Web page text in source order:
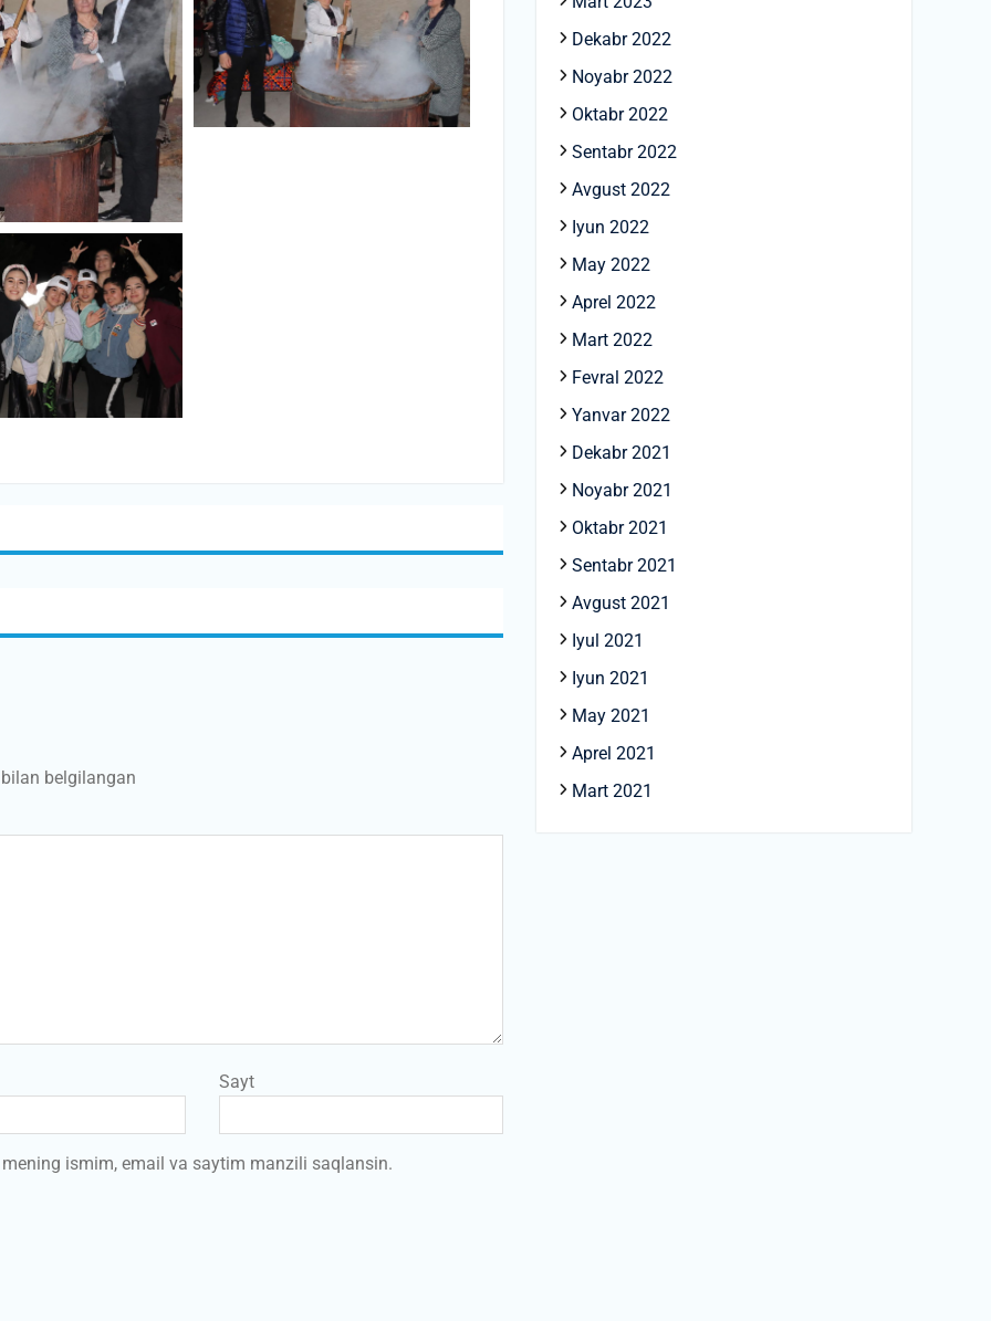
belgilangan
Sayt
ismim, email va saytim manzili saqlansin.
Dekabr 2022
Noyabr 2022
Oktabr 2022
Sentabr 2022
Avgust 2022
Iyun 2022
May 2022
Aprel 2022
Mart 2022
Fevral 2022
Yanvar 2022
Dekabr 2021
Noyabr 2021
Oktabr 2021
Sentabr 2021
Avgust 2021
Iyul 2021
Iyun 2021
May 2021
Aprel 2021
Mart 2021